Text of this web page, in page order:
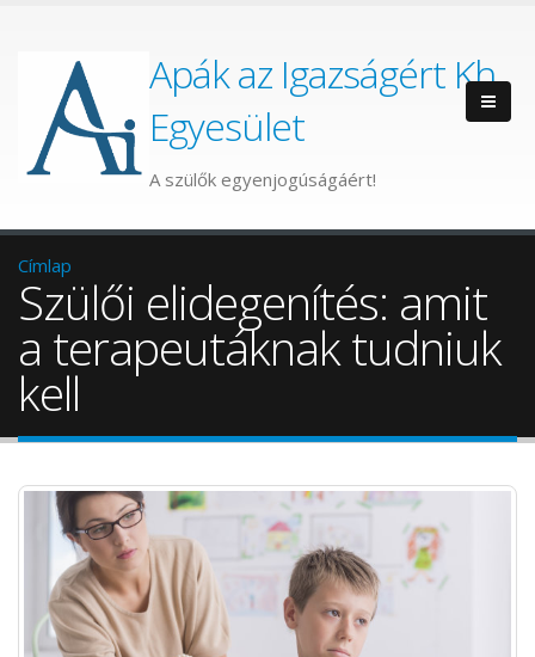
Apák az Igazságért Kh.
Egyesület
A szülők egyenjogúságáért!
Címlap
Szülői elidegenítés: amit
a terapeutáknak tudniuk
kell